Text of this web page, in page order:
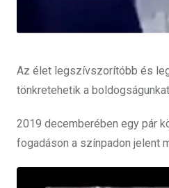
Az élet legszívszorítóbb és
tönkretehetik a
2019 decemberében egy pár
fogadáson a színpadon jelent